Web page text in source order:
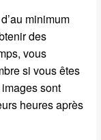
minimum
des
vous
si vous êtes
sont
heures après